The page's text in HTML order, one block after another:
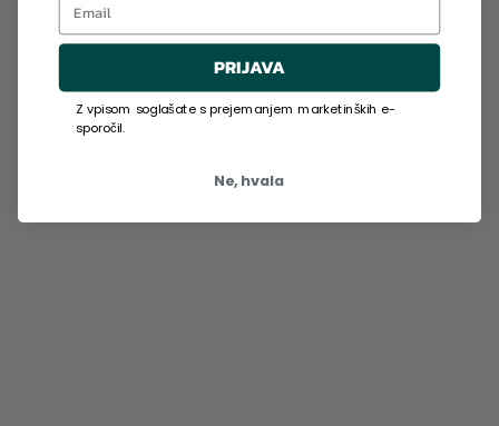
PRIJAVA
Z vpisom soglašate s prejemanjem marketinških e-
sporočil.
Ne, hvala